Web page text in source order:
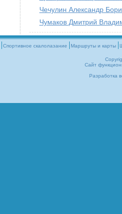
Чечулин Александр
Чумаков Дмитрий
Cпортивное скалолазание Маршруты и карты
Сайт
Разработка